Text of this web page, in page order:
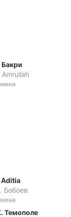
Бакри
Amrullah
Aditia
Бобоев
Темополе